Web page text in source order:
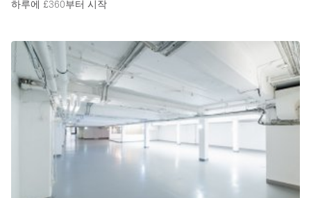
Car Display
Concierge
Counters
Daylight
Electricity
하루에 £360부터 시작